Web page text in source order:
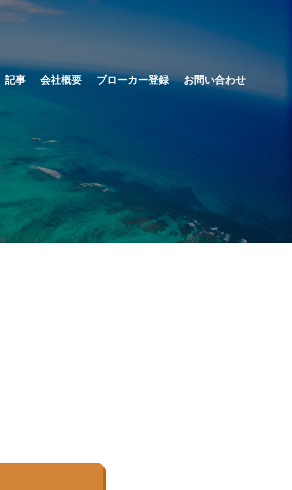
記事 会社概要 ブローカー登録 お問い合わせ